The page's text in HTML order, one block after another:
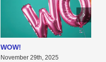
WOW!
November 29th, 2025